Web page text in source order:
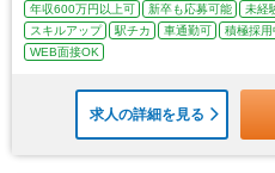
年収600万円以上可 新卒も応募可能 未経
スキルアップ
駅チカ 車通勤可 積極採用
WEB面接OK
求人の詳細を見る